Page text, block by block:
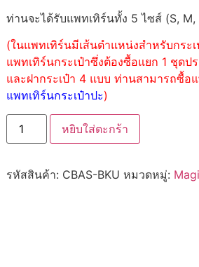
ท่านจะได้รับแพทเทิร์นทั้ง 5 ไซส์ (S, M,
(ในแพทเทิร์นมีเส้นตำแหน่งสำหรับกระ
แพทเทิร์นกระเป๋าซึ่งต้องซื้อแยก 1 ชุดป
และฝากระเป๋า 4 แบบ ท่านสามารถซื้อ
แพทเทิร์นกระเป๋าปะ)
หยิบใส่ตะกร้า
รหัสสินค้า: CBAS-BKU หมวดหมู่: